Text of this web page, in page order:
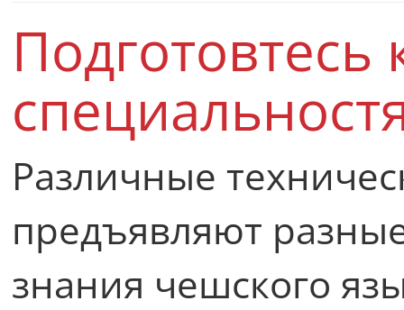
Различные
предъявляют
знания чешского